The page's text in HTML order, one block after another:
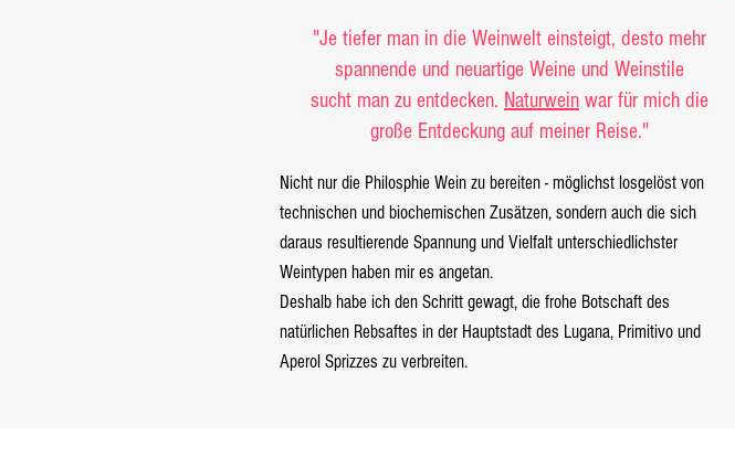
"Je tiefer man in die Weinwelt einsteigt, desto mehr
spannende und neuartige Weine und Weinstile
sucht man zu entdecken. Naturwein war für mich die
große Entdeckung auf meiner Reise."
Nicht nur die Philosphie Wein zu bereiten - möglichst losgelöst von
technischen und biochemischen Zusätzen, sondern auch die sich
daraus resultierende Spannung und Vielfalt unterschiedlichster
Weintypen haben mir es angetan.
Deshalb habe ich den Schritt gewagt, die frohe Botschaft des
natürlichen Rebsaftes in der Hauptstadt des Lugana, Primitivo und
Aperol Sprizzes zu verbreiten.